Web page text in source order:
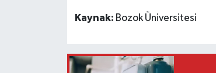
Kaynak: Bozok Üniversitesi